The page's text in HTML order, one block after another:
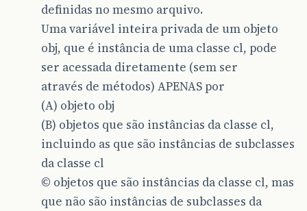
definidas no mesmo arquivo.
Uma variável inteira privada de um objeto
obj, que é instância de uma classe cl, pode
ser acessada diretamente (sem ser
através de métodos) APENAS por
(A) objeto obj
(B) objetos que são instâncias da classe cl,
incluindo as que são instâncias de subclasses
da classe cl
© objetos que são instâncias da classe cl, mas
que não são instâncias de subclasses da